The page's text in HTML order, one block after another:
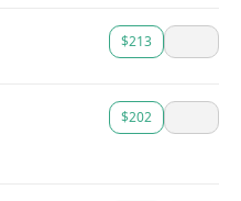
$213
$202